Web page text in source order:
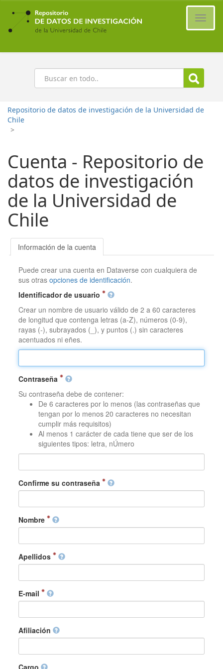
Ir
contenido
principal
Buscar
Repositorio de datos de investigación de la Universidad de
Chile
>
Cuenta - Repositorio de
datos de investigación
de la Universidad de
Chile
Información de la cuenta
Puede crear una cuenta en Dataverse con cualquiera de
sus otrasopciones de identificación.
Identificador de usuario
Crear un nombre de usuario válido de 2 a 60 caracteres
de longitud que contenga letras (a-Z), números (0-9),
rayas (-), subrayados (_), y puntos (.) sin caracteres
acentuados ni eñes.
Contraseña
Su contraseña debe de contener:
De 6 caracteres por lo menos (las contraseñas que
tengan por lo menos 20 caracteres no necesitan
cumplir más requisitos)
Al menos 1 carácter de cada tiene que ser de los
siguientes tipos: letra, nÚmero
Confirme su contraseña
Nombre
Apellidos
E-mail
Afiliación
Cargo